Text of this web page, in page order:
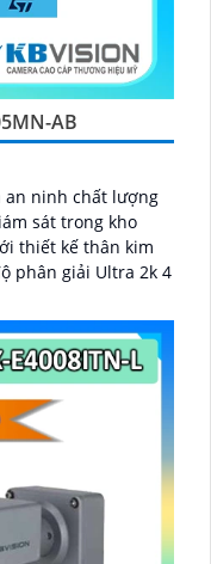
AB
an ninh chất lượng
sát trong kho
phân giải Ultra 2k 4